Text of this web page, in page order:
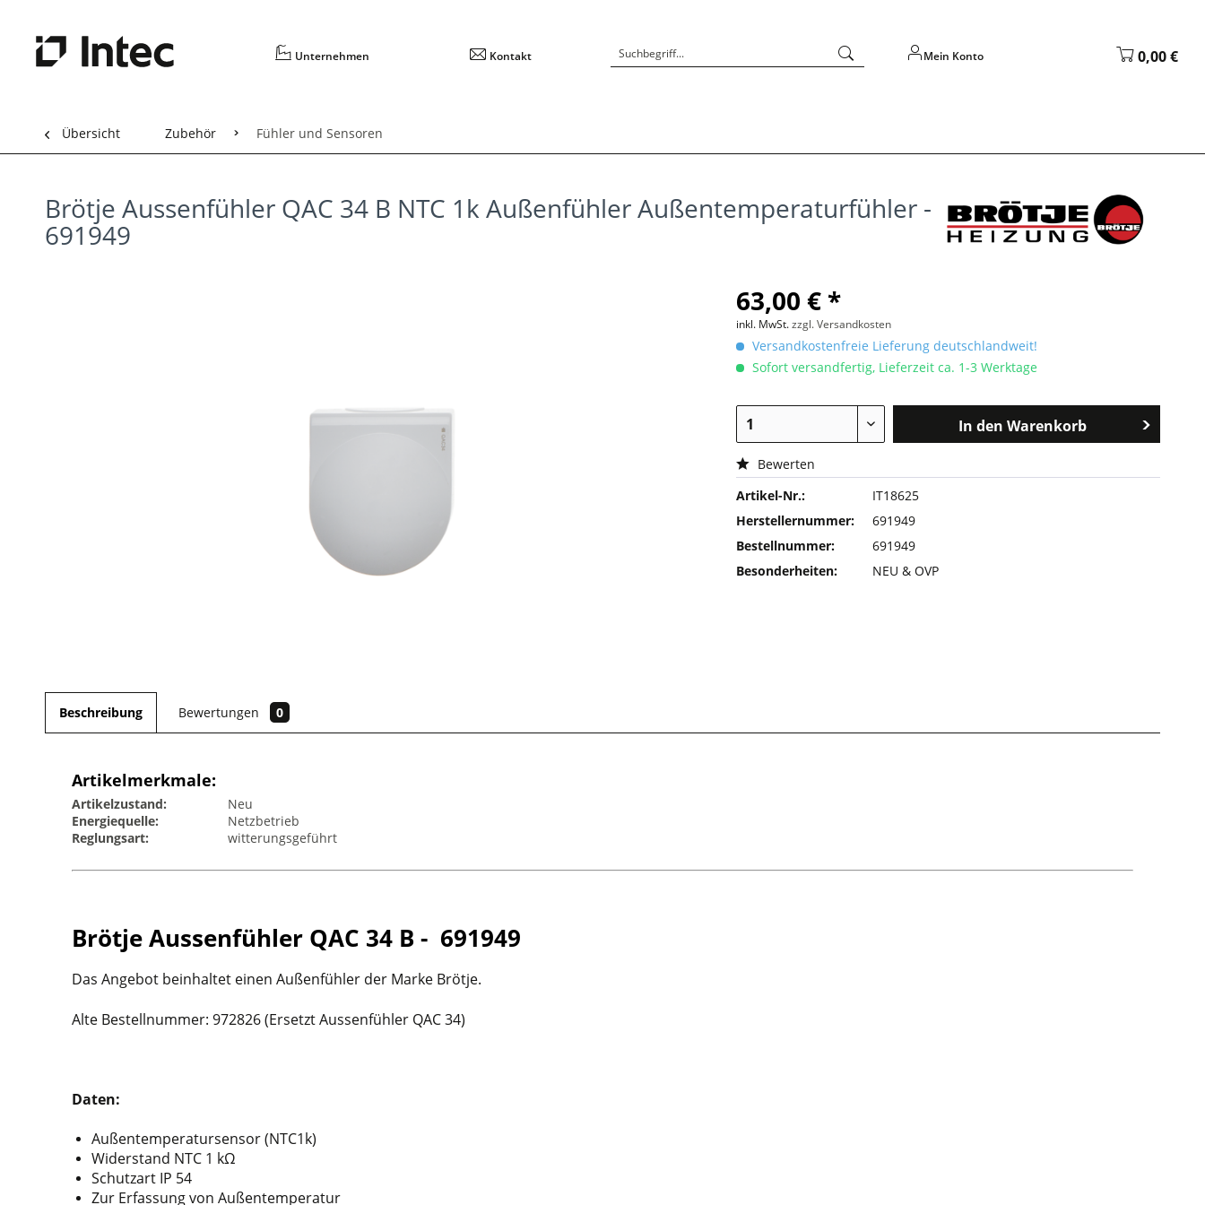
Unternehmen Kontakt Mein Konto 0,00 €
Übersicht Zubehör Fühler und Sensoren
Brötje Aussenfühler QAC 34 B NTC 1k Außenfühler Außentemperaturfühler -
691949
63,00 € *
inkl. MwSt.zzgl. Versandkosten
Versandkostenfreie Lieferung deutschlandweit!
Sofort versandfertig, Lieferzeit ca. 1-3 Werktage
In den Warenkorb
Bewerten
Artikel-Nr.:
IT18625
Herstellernummer:
691949
Bestellnummer:
691949
Besonderheiten:
NEU & OVP
Beschreibung Bewertungen 0
Artikelmerkmale:
Artikelzustand:
Neu
Energiequelle:
Netzbetrieb
Reglungsart:
witterungsgeführt
Brötje Aussenfühler QAC 34 B - 691949
Das Angebot beinhaltet einen Außenfühler der Marke Brötje.
Alte Bestellnummer: 972826 (Ersetzt Aussenfühler QAC 34)
Daten:
Außentemperatursensor (NTC1k)
Widerstand NTC 1 kΩ
Schutzart IP 54
Zur Erfassung von Außentemperatur